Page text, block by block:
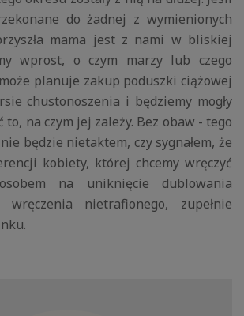
do żadnej z wymienionych
mama jest z nami w bliskiej
wprost, o czym marzy lub czego
planuje zakup poduszki ciążowej
chustonoszenia i będziemy mogły
na czym jej zależy. Bez obaw - tego
będzie nietaktem, czy sygnałem, że
kobiety, której chcemy wręczyć
na uniknięcie dublowania
wręczenia nietrafionego, zupełnie